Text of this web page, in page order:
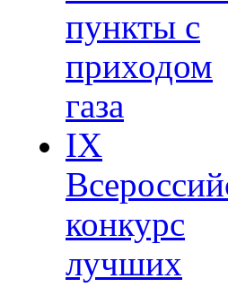
пункты с
приходом
газа
IХ
конкурс
лучших